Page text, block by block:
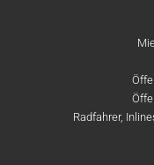
Radfahrer,